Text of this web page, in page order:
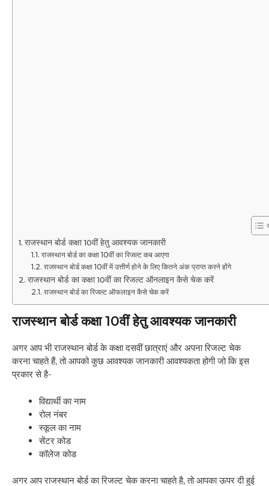
राजस्थान बोर्ड कक्षा 10वीं हेतु आवश्यक जानकारी
राजस्थान बोर्ड का कक्षा 10वीं का रिजल्ट कब आएगा
राजस्थान बोर्ड कक्षा 10वीं में उत्तीर्ण होने के लिए कितने अंक प्राप्त करने होंगे
राजस्थान बोर्ड का कक्षा 10वीं का रिजल्ट ऑनलाइन कैसे चेक करें
राजस्थान बोर्ड का रिजल्ट ऑफलाइन कैसे चेक करें
राजस्थान बोर्ड कक्षा 10वीं हेतु आवश्यक जानकारी
अगर आप भी राजस्थान बोर्ड के कक्षा दसवीं छात्राएं और अपना रिजल्ट चेक
करना चाहते हैं, तो आपको कुछ आवश्यक जानकारी आवश्यकता होगी जो कि इस
प्रकार से है-
विद्यार्थी का नाम
रोल नंबर
स्कूल का नाम
सेंटर कोड
कॉलेज कोड
अगर आप राजस्थान बोर्ड का रिजल्ट चेक करना चाहते है, तो आपका ऊपर दी हुई